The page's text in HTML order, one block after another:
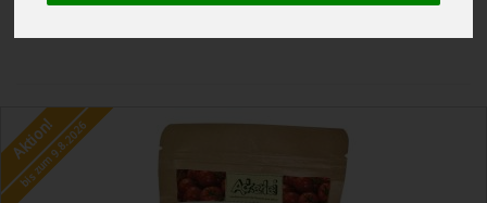
Aktion!
bis zum 9.8.2026